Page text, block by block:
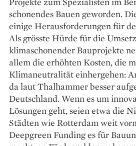
schonendes Bauen geworden.
einige Herausforderungen für
Als grösste Hürde für die
klimaschonender Bauprojekte
allem die erhöhten Kosten, die
Klimaneutralität einhergehen:
da laut Thalhammer besser
Deutschland. Wenn es um
Lösungen geht, seien etwa die
Städten wie Rotterdam weit
Deepgreen Funding es für